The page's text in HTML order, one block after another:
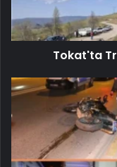
Tokat'ta